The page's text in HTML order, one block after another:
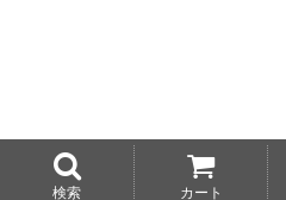
検索 カート